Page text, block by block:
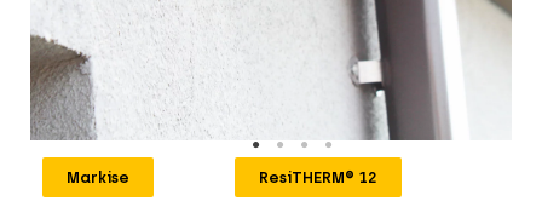
Markise ResiTHERM® 12